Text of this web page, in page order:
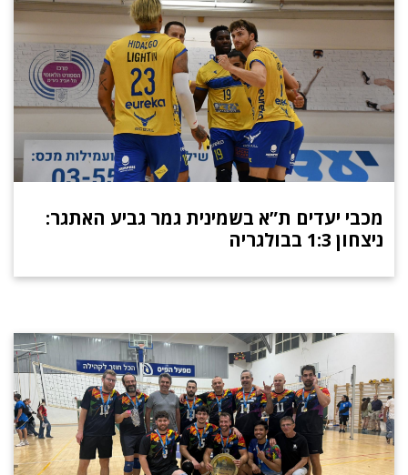
מכבי יעדים ת”א בשמינית גמר גביע האתגר:
ניצחון 1:3 בבולגריה